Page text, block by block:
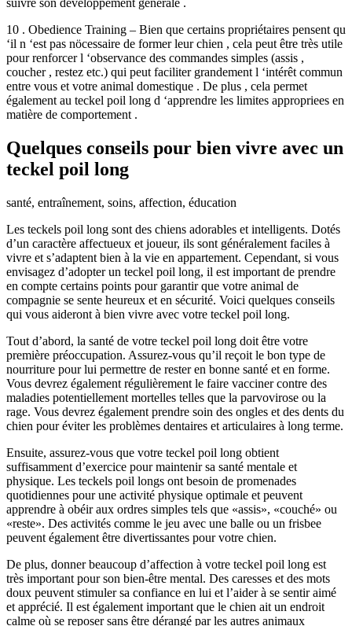
10 . Obedience Training – Bien que certains propriétaires pensent qu
‘il n ‘est pas nöcessaire de former leur chien , cela peut être très utile
pour renforcer l ‘observance des commandes simples (assis ,
coucher , restez etc.) qui peut faciliter grandement l ‘intérêt commun
entre vous et votre animal domestique . De plus , cela permet
également au teckel poil long d ‘apprendre les limites appropriees en
matière de comportement .
Quelques conseils pour bien vivre avec un
teckel poil long
santé, entraînement, soins, affection, éducation
Les teckels poil long sont des chiens adorables et intelligents. Dotés
d’un caractère affectueux et joueur, ils sont généralement faciles à
vivre et s’adaptent bien à la vie en appartement. Cependant, si vous
envisagez d’adopter un teckel poil long, il est important de prendre
en compte certains points pour garantir que votre animal de
compagnie se sente heureux et en sécurité. Voici quelques conseils
qui vous aideront à bien vivre avec votre teckel poil long.
Tout d’abord, la santé de votre teckel poil long doit être votre
première préoccupation. Assurez-vous qu’il reçoit le bon type de
nourriture pour lui permettre de rester en bonne santé et en forme.
Vous devrez également régulièrement le faire vacciner contre des
maladies potentiellement mortelles telles que la parvovirose ou la
rage. Vous devrez également prendre soin des ongles et des dents du
chien pour éviter les problèmes dentaires et articulaires à long terme.
Ensuite, assurez-vous que votre teckel poil long obtient
suffisamment d’exercice pour maintenir sa santé mentale et
physique. Les teckels poil longs ont besoin de promenades
quotidiennes pour une activité physique optimale et peuvent
apprendre à obéir aux ordres simples tels que «assis», «couché» ou
«reste». Des activités comme le jeu avec une balle ou un frisbee
peuvent également être divertissantes pour votre chien.
De plus, donner beaucoup d’affection à votre teckel poil long est
très important pour son bien-être mental. Des caresses et des mots
doux peuvent stimuler sa confiance en lui et l’aider à se sentir aimé
et apprécié. Il est également important que le chien ait un endroit
calme où se reposer sans être dérangé par les autres animaux